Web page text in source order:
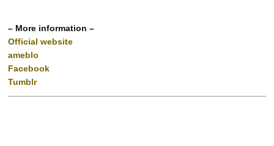
– More information –
Official website
ameblo
Facebook
Tumblr